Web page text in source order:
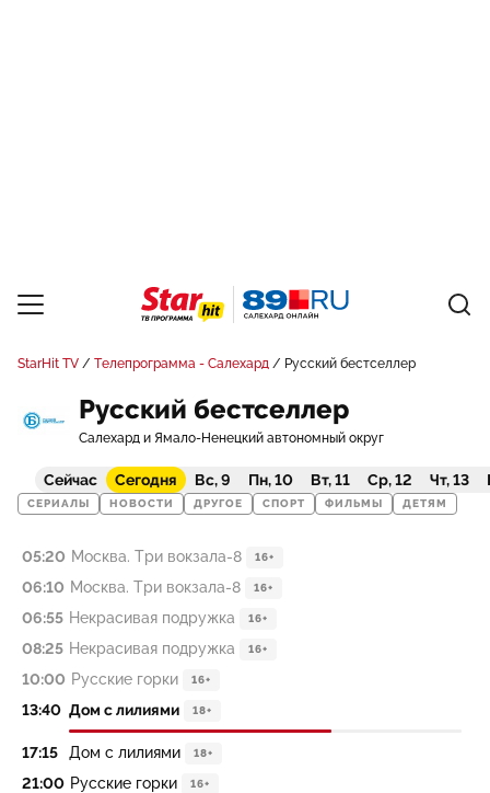
StarHit TV Телепрограмма - Салехард Русский бестселлер
Русский бестселлер
Салехард и Ямало-Ненецкий автономный округ
Сейчас Сегодня Вс, 9 Пн, 10 Вт, 11 Ср, 12 Чт, 13
СЕРИАЛЫ НОВОСТИ ДРУГОЕ СПОРТ ФИЛЬМЫ ДЕТЯМ
05:20 Москва. Три вокзала-8 16+
06:10 Москва. Три вокзала-8 16+
06:55 Некрасивая подружка 16+
08:25 Некрасивая подружка 16+
10:00 Русские горки 16+
13:40 Дом с лилиями 18+
17:15 Дом с лилиями 18+
21:00 Русские горки 16+